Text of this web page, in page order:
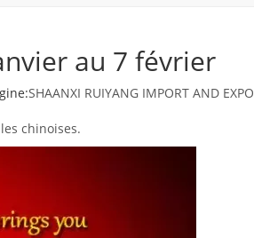
au 7 février
SHAANXI RUIYANG IMPORT AND
chinoises.